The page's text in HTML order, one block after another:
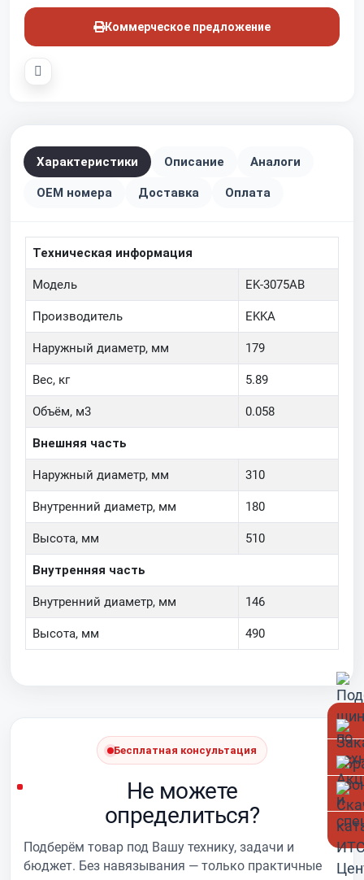
Коммерческое предложение
Характеристики Описание Аналоги
OEM номера Доставка Оплата
Техническая информация
Модель EK-3075AB
Производитель EKKA
Наружный диаметр, мм 179
Вес, кг 5.89
Объём, м3 0.058
Внешняя часть
Наружный диаметр, мм 310
Внутренний диаметр, мм 180
Высота, мм 510
Внутренняя часть
Внутренний диаметр, мм 146
Высота, мм 490
Бесплатная консультация
Не можете
определиться?
Подберём товар под Вашу технику, задачи и
бюджет. Без навязывания — только практичные